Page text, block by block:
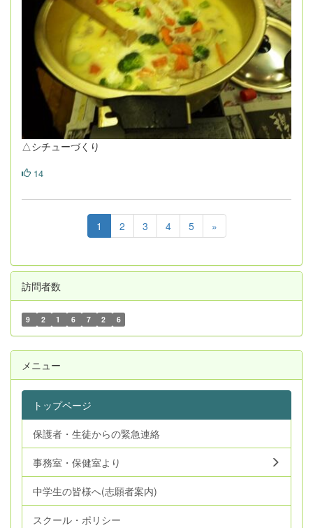
△シチューづくり
14
1 2 3 4 5 »
訪問者数
9 2 1 6 7 2 6
メニュー
トップページ
保護者・生徒からの緊急連絡
事務室・保健室より
中学生の皆様へ(志願者案内)
スクール・ポリシー